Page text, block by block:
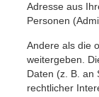
Adresse aus
Personen
Andere als die
weitergeben.
Daten (z. B. an
rechtlicher